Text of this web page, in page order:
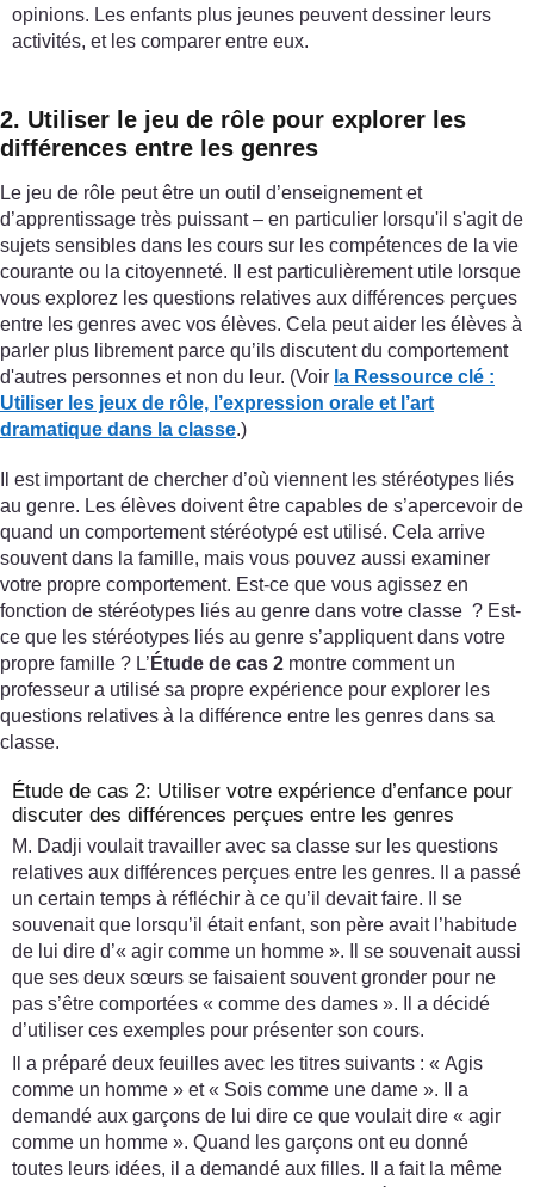
opinions. Les enfants plus jeunes peuvent dessiner leurs
activités, et les comparer entre eux.
2. Utiliser le jeu de rôle pour explorer les
différences entre les genres
Le jeu de rôle peut être un outil d’enseignement et
d’apprentissage très puissant – en particulier lorsqu'il s'agit de
sujets sensibles dans les cours sur les compétences de la vie
courante ou la citoyenneté. Il est particulièrement utile lorsque
vous explorez les questions relatives aux différences perçues
entre les genres avec vos élèves. Cela peut aider les élèves à
parler plus librement parce qu’ils discutent du comportement
d'autres personnes et non du leur. (Voir la Ressource clé :
Utiliser les jeux de rôle, l’expression orale et l’art
dramatique dans la classe.)
Il est important de chercher d’où viennent les stéréotypes liés
au genre. Les élèves doivent être capables de s’apercevoir de
quand un comportement stéréotypé est utilisé. Cela arrive
souvent dans la famille, mais vous pouvez aussi examiner
votre propre comportement. Est-ce que vous agissez en
fonction de stéréotypes liés au genre dans votre classe ? Est-
ce que les stéréotypes liés au genre s’appliquent dans votre
propre famille ? L’ Étude de cas 2 montre comment un
professeur a utilisé sa propre expérience pour explorer les
questions relatives à la différence entre les genres dans sa
classe.
Étude de cas 2: Utiliser votre expérience d’enfance pour
discuter des différences perçues entre les genres
M. Dadji voulait travailler avec sa classe sur les questions
relatives aux différences perçues entre les genres. Il a passé
un certain temps à réfléchir à ce qu’il devait faire. Il se
souvenait que lorsqu’il était enfant, son père avait l’habitude
de lui dire d’« agir comme un homme ». Il se souvenait aussi
que ses deux sœurs se faisaient souvent gronder pour ne
pas s’être comportées « comme des dames ». Il a décidé
d’utiliser ces exemples pour présenter son cours.
Il a préparé deux feuilles avec les titres suivants : « Agis
comme un homme » et « Sois comme une dame ». Il a
demandé aux garçons de lui dire ce que voulait dire « agir
comme un homme ». Quand les garçons ont eu donné
toutes leurs idées, il a demandé aux filles. Il a fait la même